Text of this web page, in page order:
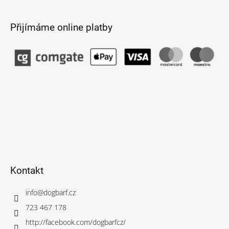
Přijímáme online platby
Kontakt
info@dogbarf.cz
723 467 178
http://facebook.com/dogbarfcz/